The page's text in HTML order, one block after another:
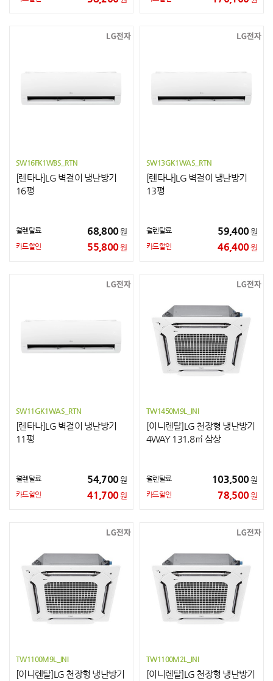
SW16FK1WBS_RTN
[렌타나]LG 벽걸이 냉난방기
16평
월렌탈료 68,800원
카드할인 55,800원
SW13GK1WAS_RTN
[렌타나]LG 벽걸이 냉난방기
13평
월렌탈료 59,400원
카드할인 46,400원
SW11GK1WAS_RTN
[렌타나]LG 벽걸이 냉난방기
11평
월렌탈료 54,700원
카드할인 41,700원
TW1450M9L_INI
[이니렌탈]LG 천장형 냉난방기
4WAY 131.8㎡ 삼상
월렌탈료 103,500원
카드할인 78,500원
TW1100M9L_INI
[이니렌탈]LG 천장형 냉난방기
TW1100M2L_INI
[이니렌탈]LG 천장형 냉난방기